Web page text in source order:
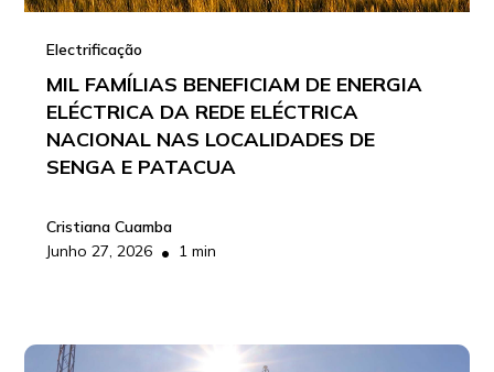
Electrificação
MIL FAMÍLIAS BENEFICIAM DE ENERGIA
ELÉCTRICA DA REDE ELÉCTRICA
NACIONAL NAS LOCALIDADES DE
SENGA E PATACUA
Cristiana Cuamba
Junho 27, 2026 • 1 min